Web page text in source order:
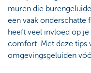
muren die
een vaak
heeft veel invloed op je
comfort. Met deze tips
omgevingsgeluiden